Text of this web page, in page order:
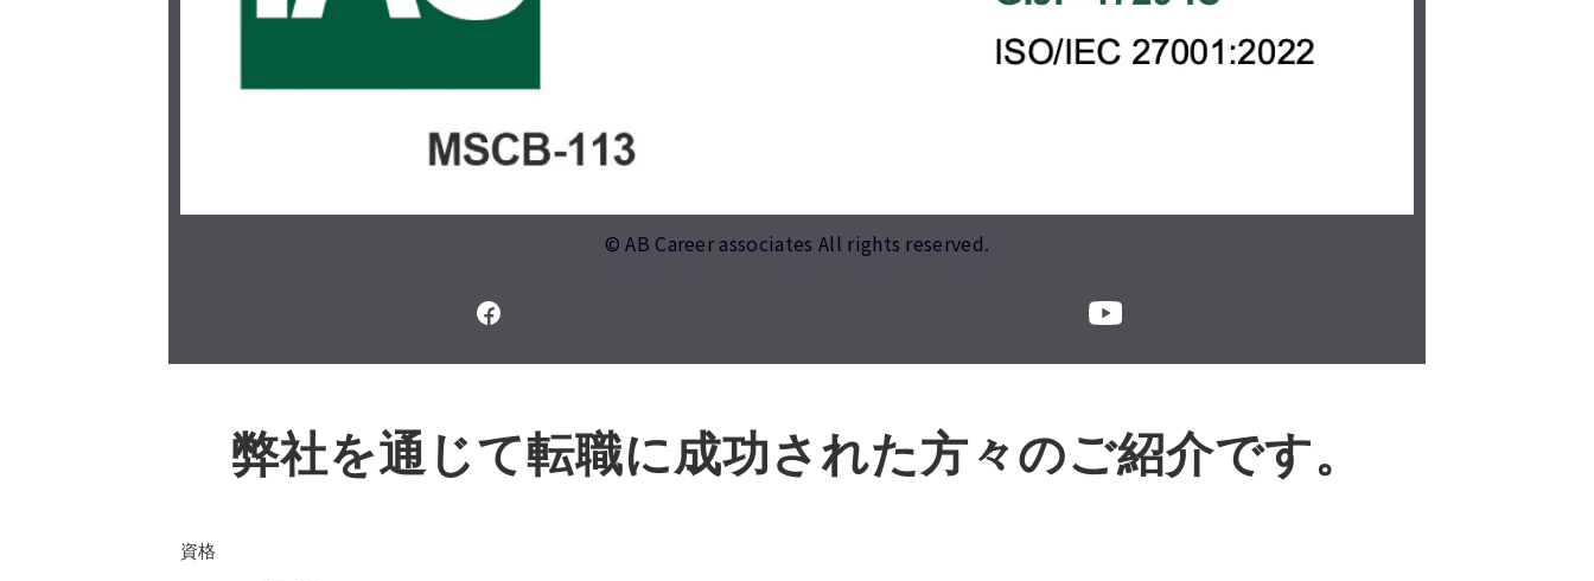
© AB Career associates All rights reserved.
弊社を通じて転職に成功された方々のご紹介です。
資格